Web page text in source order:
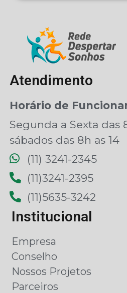
Atendimento
Horário de
Segunda a Sexta das
sábados das 8h as 14
(11) 3241-2345
(11)3241-2395
(11)5635-3242
Institucional
Empresa
Conselho
Nossos Projetos
Parceiros